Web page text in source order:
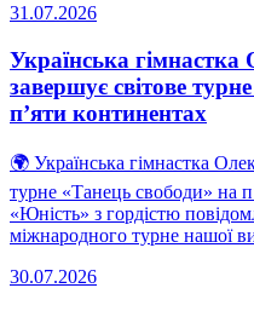
31.07.2026
Українська
завершує світове
п’яти континентах
🌍 Українська гімнастка
турне «Танець свободи» на
«Юність» з гордістю
міжнародного турне нашої
30.07.2026